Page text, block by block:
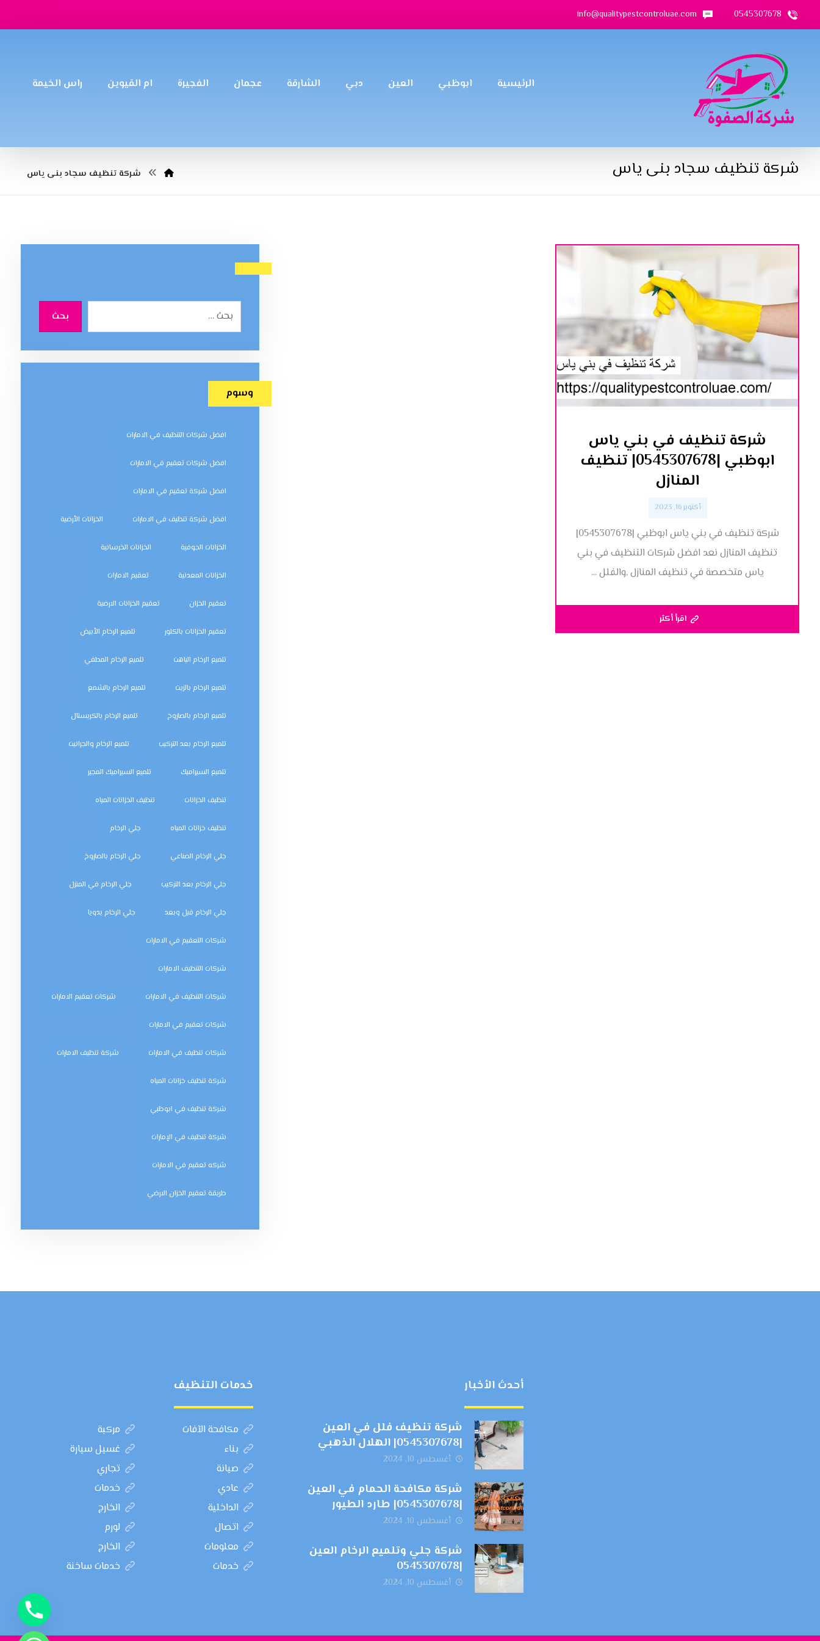
0545307678
info@qualitypestcontroluae.com
الرئيسية ابوظبي العين دبي الشارقة عجمان الفجيرة ام القيوين راس الخيمة
شركة تنظيف سجاد بنى ياس شركة تنظيف سجاد بنى ياس
شركة تنظيف في بني ياس
ابوظبي |0545307678| تنظيف
المنازل
أكتوبر 16, 2023
شركة تنظيف في بني ياس ابوظبي |0545307678|
تنظيف المنازل نعد افضل شركات التنظيف في بني
ياس متخصصة في تنظيف المنازل ,والفلل ...
اقرأ أكثر
بحث
وسوم
افضل شركات التنظيف في الامارات
افضل شركات تعقيم في الامارات
افضل شركة تعقيم في الامارات
افضل شركة تنظيف في الامارات الخزانات الأرضية
الخزانات الجوفية الخزانات الخرسانية
الخزانات المعدنية تعقيم الامارات
تعقيم الخزان تعقيم الخزانات الارضية
تعقيم الخزانات بالكلور تلميع الرخام الأبيض
تلميع الرخام الباهت تلميع الرخام المطفي
تلميع الرخام بالزيت تلميع الرخام بالشمع
تلميع الرخام بالصاروخ تلميع الرخام بالكريستال
تلميع الرخام بعد التركيب تلميع الرخام والجرانيت
تلميع السيراميك تلميع السيراميك المجير
تنظيف الخزانات تنظيف الخزانات المياه
تنظيف خزانات المياه جلي الرخام
جلي الرخام الصناعي جلي الرخام بالصاروخ
جلي الرخام بعد التركيب جلي الرخام في المنزل
جلي الرخام قبل وبعد جلي الرخام يدويا
شركات التعقيم في الامارات
شركات التنظيف الامارات
شركات التنظيف في الامارات شركات تعقيم الامارات
شركات تعقيم في الامارات
شركات تنظيف في الامارات شركة تنظيف الامارات
شركة تنظيف خزانات المياه
شركة تنظيف في ابوظبي
شركة تنظيف في الإمارات
شركه تعقيم في الامارات
طريقة تعقيم الخزان الارضي
أحدث الأخبار
شركة تنظيف فلل في العين
|0545307678| الهلال الذهبي
أغسطس 10, 2024
شركة مكافحة الحمام في العين
|0545307678| طارد الطيور
أغسطس 10, 2024
شركة جلي وتلميع الرخام العين
|0545307678
أغسطس 10, 2024
خدمات التنظيف
مكافحة الآفات
مركبة
بناء
غسيل سيارة
صيانة
تجاري
عادي
خدمات
الداخلية
الخارج
اتصال
لورم
معلومات
الخارج
خدمات
خدمات ساخنة